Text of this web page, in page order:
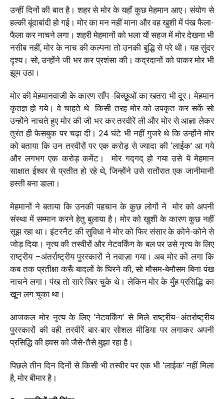
उन्हीं दिनों की बात है। शहर से मोर के यहाँ कुछ मेहमान आए। संयोग से
हल्की बूंदाबांदी हो गई। मोर का मन नहीं माना और वह खुशी में पंख फैला-
फैला कर नाचने लगा। शहरी मेहमानों को भला यों सहज में मोर देखना भी
नसीब नहीं, मोर के नाच की कल्पना तो उनकी बुद्धि से परे थी। यह सुंदर
दृश्य। सो, उन्होंने जी भर कर प्रशंसा की। कद्रदानों को पाकर मोर भी
झूम उठा।
मोर की मेहमानवाजी के कारण साँप -बिच्छुओं का खतरा भी दूर। मेहमान
कृतज्ञ हो गये। वे चाहते थे किसी तरह मोर को उपकृत कर सकें सो
उन्होंने नाचते हुए मोर की जी भर कर तस्वीरें ली और मोर से आज्ञा लेकर
तुरंत ही फेसबुक पर चढ़ा दी। 24 घंटे भी नहीं गुजरे थे कि उन्होंने मोर
को बताया कि उन तस्वीरों पर एक करोड़ से ज्यादा की ‘लाईक’ आ गये
और लगभग एक करोड़ कमेंट। मोर गद्गद् हो गया उसे ये मेहमान
साक्षात ईश्वर से प्रतीत हो रहे थे, जिन्होंने उसे रातोंरात एक जानीमानी
हस्ती बना डाला।
मेहमानों ने बताया कि उनकी पहचान के कुछ लोगों ने मोर को अपनी
संस्था में सम्मान करने हेतु बुलाया है। मोर को खुशी के कारण कुछ नहीं
सूझ रहा था। इंटरनैट की सुविधा ने मोर को फिर संसार के कोने-कोने से
जोड़ दिया। नृत्य की तस्वीरों और नेटवर्किंग के बल पर उसे नृत्य के लिए
राष्ट्रीय –अंतर्राष्ट्रीय पुरस्कारों ने नवाज़ा गया। अब मोर को लगा कि
कब तक प्रतीक्षा करूँ बादलों के घिरने की, सो मौसम-बेमौसम बिना पंख
नाचने लगा। पंख तो सारे खिर चुके थे। लेकिन मोर के मुँह प्रसिद्धि का
खून लग चुका था।
आजकल मोर नृत्य के लिए ‘नेटवर्किंग’ से मिले राष्ट्रीय–अंतर्राष्ट्रीय
पुरस्कारों की वही तस्वीरें बार-बार सोशल मीडिया पर लगाकर अपनी
प्रसिद्धि की हवस को जैसे-तैसे बुझा रहा है।
पिछले तीन दिन दिनों से किसी भी तस्वीर पर एक भी ‘लाईक’ नहीं मिला
है, मोर बीमार है।